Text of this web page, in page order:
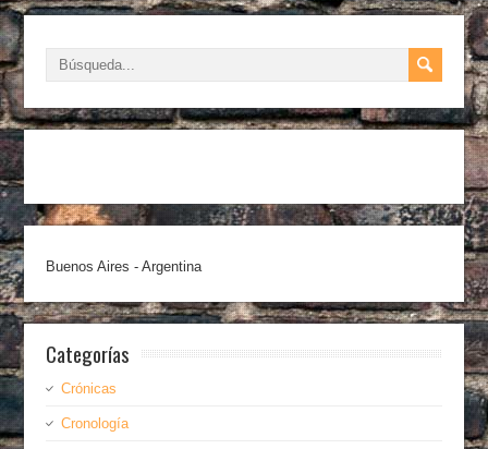
Buenos Aires - Argentina
Categorías
Crónicas
Cronología